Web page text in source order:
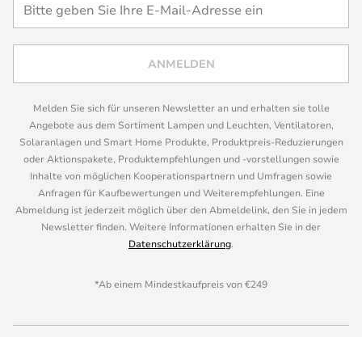
ANMELDEN
Melden Sie sich für unseren Newsletter an und erhalten sie tolle
Angebote aus dem Sortiment Lampen und Leuchten, Ventilatoren,
Solaranlagen und Smart Home Produkte, Produktpreis-Reduzierungen
oder Aktionspakete, Produktempfehlungen und -vorstellungen sowie
Inhalte von möglichen Kooperationspartnern und Umfragen sowie
Anfragen für Kaufbewertungen und Weiterempfehlungen. Eine
Abmeldung ist jederzeit möglich über den Abmeldelink, den Sie in jedem
Newsletter finden. Weitere Informationen erhalten Sie in der
Datenschutzerklärung.
*Ab einem Mindestkaufpreis von €249